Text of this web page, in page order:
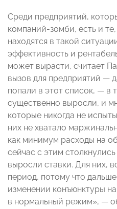
Среди предприятий,
компаний-зомби, есть и
находятся в такой
эффективность и
может вырасти, считает
вызов для предприятий —
попали в этот список, — в
существенно выросли, и
которые никогда не
них не хватало
как минимум расходы на
сейчас с этим столкнулись
выросли ставки. Для них,
период, потому что
изменении конъюнктуры
в нормальный режим», —